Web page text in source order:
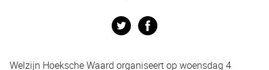
Twitter
Welzijn Hoeksche Waard organiseert op woensdag 4